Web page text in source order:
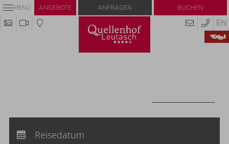
MENÜ ANGEBOTE Buchen
Anfragen
EN
Abreise:keine Auswahl
Reisedatum